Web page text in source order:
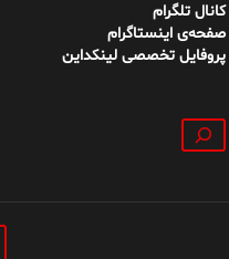
کانال تلگرام
صفحه‌ی اینستاگرام
پروفایل تخصصی لینکداین
جستجو